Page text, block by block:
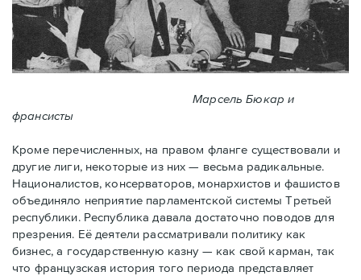
Марсель Бюкар и
франсисты
Кроме перечисленных, на правом фланге существовали и
другие лиги, некоторые из них — весьма радикальные.
Националистов, консерваторов, монархистов и фашистов
объединяло неприятие парламентской системы Третьей
республики. Республика давала достаточно поводов для
презрения. Её деятели рассматривали политику как
бизнес, а государственную казну — как свой карман, так
что французская история того периода представляет